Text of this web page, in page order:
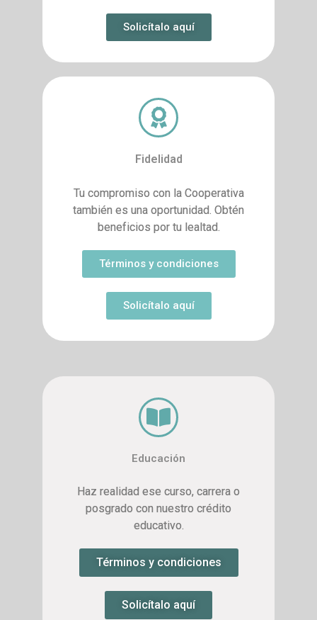
Solicítalo aquí
Fidelidad
Tu compromiso con la Cooperativa
también es una oportunidad. Obtén
beneficios por tu lealtad.
Términos y condiciones
Solicítalo aquí
Educación
Haz realidad ese curso, carrera o
posgrado con nuestro crédito
educativo.
Términos y condiciones
Solicítalo aquí